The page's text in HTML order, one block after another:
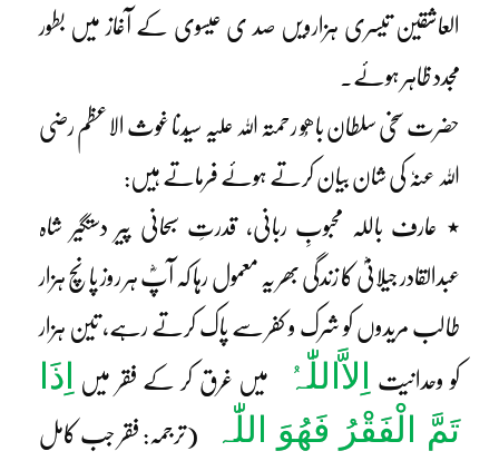
العاشقین تیسری ہزارویں صد ی عیسوی کے آغاز میں بطور
مجدد ظاہر ہوئے۔
حضرت سخی سلطان باھُو رحمتہ اللہ علیہ سیّدنا غوث الاعظم رضی
اللہ عنہٗ کی شان بیان کرتے ہوئے فرماتے ہیں:
٭ عارف باللہ محبوبِ ربانی، قدرتِ سبحانی پیر دستگیر شاہ
عبدالقادر جیلانیؓ کا زندگی بھر یہ معمول رہا کہ آپؓ ہر روز پانچ ہزار
طالب مریدوں کو شرک و کفر سے پاک کرتے رہے، تین ہزار
کو وحدانیت اِلاَّاللّٰہُ میں غرق کر کے فقر میں
اِذَا
تَمَّ الْفَقْرُ فَھُوَ اللّٰہ
(ترجمہ: فقر جب کامل